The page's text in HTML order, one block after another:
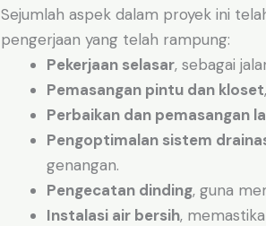
Sejumlah aspek dalam proyek ini
pengerjaan yang telah rampung:
Pekerjaan selasar, sebagai
Pemasangan pintu dan kloset
Perbaikan dan pemasangan
Pengoptimalan sistem
genangan.
Pengecatan dinding, guna
Instalasi air bersih,